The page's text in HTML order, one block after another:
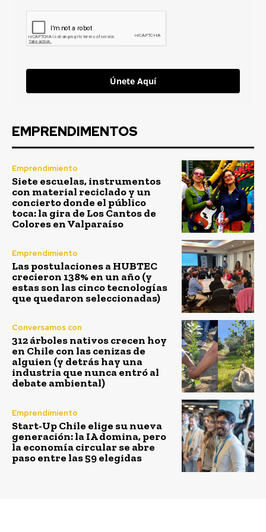
Únete Aquí
EMPRENDIMENTOS
Emprendimiento
Siete escuelas, instrumentos
con material reciclado y un
concierto donde el público
toca: la gira de Los Cantos de
Colores en Valparaíso
Emprendimiento
Las postulaciones a HUBTEC
crecieron 138% en un año (y
estas son las cinco tecnologías
que quedaron seleccionadas)
Conversamos con
312 árboles nativos crecen hoy
en Chile con las cenizas de
alguien (y detrás hay una
industria que nunca entró al
debate ambiental)
Emprendimiento
Start-Up Chile elige su nueva
generación: la IA domina, pero
la economía circular se abre
paso entre las 59 elegidas